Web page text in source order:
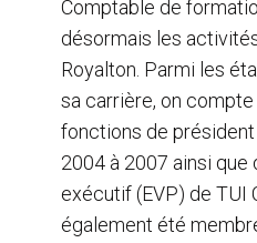
Comptable de
désormais les
Royalton. Parmi les
sa carrière, on
fonctions de
2004 à 2007 ainsi
exécutif (EVP) de TUI
également été